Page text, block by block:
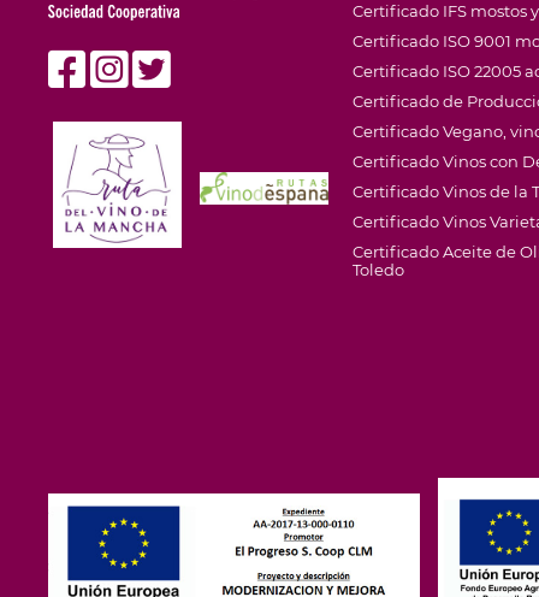
Certificado IFS mostos
Certificado ISO 9001
Certificado ISO 22005
Certificado de
Certificado Vegano,
Certificado Vinos con
Certificado Vinos de la
Certificado Vinos
Certificado Aceite de
Toledo